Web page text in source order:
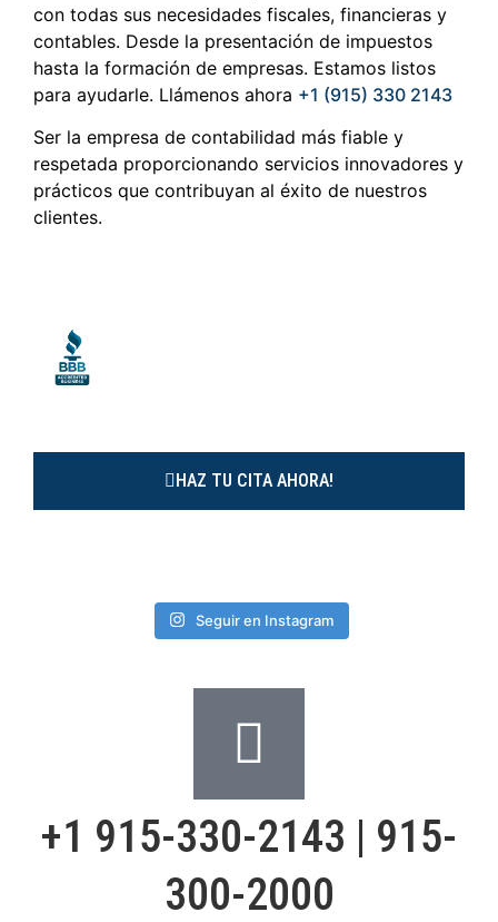
con todas sus necesidades fiscales, financieras y
contables. Desde la presentación de impuestos
hasta la formación de empresas. Estamos listos
para ayudarle. Llámenos ahora +1 (915) 330 2143
Ser la empresa de contabilidad más fiable y
respetada proporcionando servicios innovadores y
prácticos que contribuyan al éxito de nuestros
clientes.
HAZ TU CITA AHORA!
Seguir en Instagram
+1 915-330-2143 | 915-
300-2000